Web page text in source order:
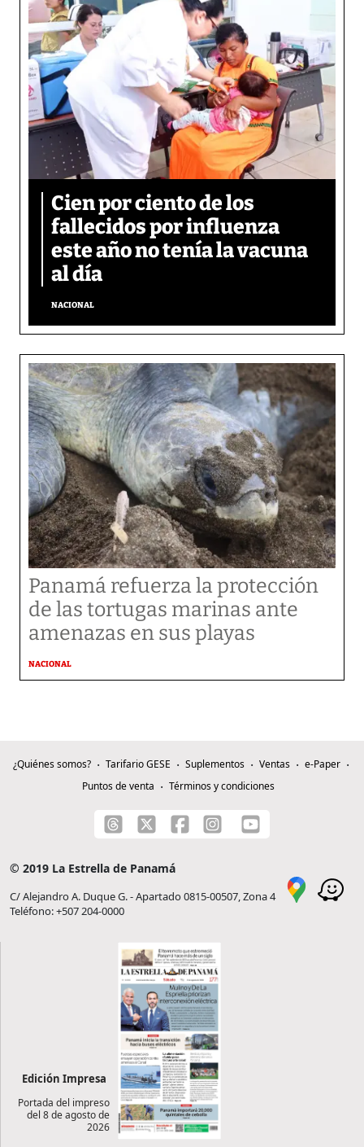
Cien por ciento de los
fallecidos por influenza
este año no tenía la vacuna
al día
NACIONAL
Panamá refuerza la protección
de las tortugas marinas ante
amenazas en sus playas
NACIONAL
¿Quiénes somos? Tarifario GESE Suplementos Ventas
e-Paper
Puntos de venta
Términos y condiciones
© 2019 La Estrella de Panamá
C/ Alejandro A. Duque G. - Apartado 0815-00507, Zona 4
Teléfono: +507 204-0000
Edición Impresa
Portada del impreso
del 8 de agosto de
2026